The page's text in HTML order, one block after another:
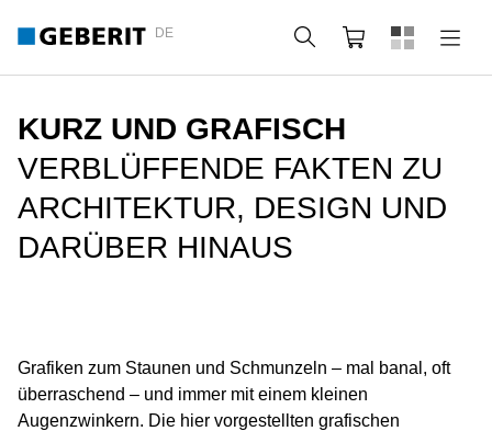
DE Suche Webshop
KURZ UND GRAFISCH
VERBLÜFFENDE FAKTEN ZU
ARCHITEKTUR, DESIGN UND
DARÜBER HINAUS
Grafiken zum Staunen und Schmunzeln – mal banal, oft
überraschend – und immer mit einem kleinen
Augenzwinkern. Die hier vorgestellten grafischen